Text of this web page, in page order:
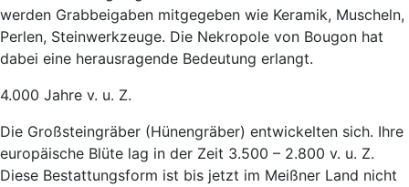
werden Grabbeigaben mitgegeben wie Keramik, Muscheln,
Perlen, Steinwerkzeuge. Die Nekropole von Bougon hat
dabei eine herausragende Bedeutung erlangt.
4.000 Jahre v. u. Z.
Die Großsteingräber (Hünengräber) entwickelten sich. Ihre
europäische Blüte lag in der Zeit 3.500 – 2.800 v. u. Z.
Diese Bestattungsform ist bis jetzt im Meißner Land nicht